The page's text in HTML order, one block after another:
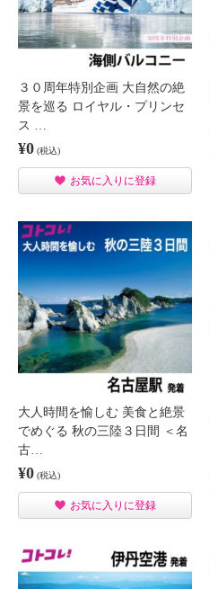
３０周年特別企画 大自然の絶
景を巡る ロイヤル・プリンセ
ス …
¥0 (税込)
お気に入りに登録
大人時間を愉しむ 美食と絶景
でめぐる 秋の三陸３日間 ＜名
古…
¥0 (税込)
お気に入りに登録